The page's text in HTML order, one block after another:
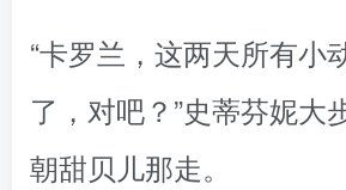
“卡罗兰，这两天所有小
了，对吧？”史蒂芬妮大
朝甜贝儿那走。